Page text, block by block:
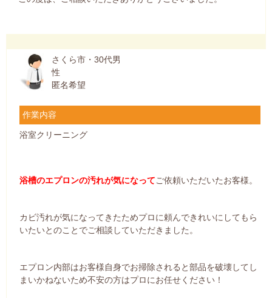
さくら市・30代男
性
匿名希望
作業内容
浴室クリーニング
浴槽のエプロンの汚れが気になってご依頼いただいたお客様。
カビ汚れが気になってきたためプロに頼んできれいにしてもら
いたいとのことでご相談していただきました。
エプロン内部はお客様自身でお掃除されると部品を破壊してし
まいかねないため不安の方はプロにお任せください！